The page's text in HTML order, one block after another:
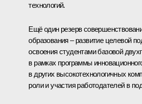
технологий.
Ещё один резерв
образования – развитие целевой
освоения студентами базовой
в рамках программы
в других высокотехнологичных
роли и участия работодателей в